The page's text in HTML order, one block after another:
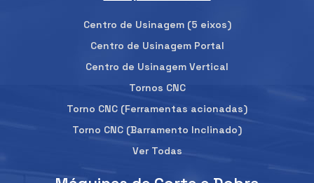
Centro de Usinagem (5 eixos)
Centro de Usinagem Portal
Centro de Usinagem Vertical
Tornos CNC
Torno CNC (Ferramentas acionadas)
Torno CNC (Barramento Inclinado)
Ver Todas